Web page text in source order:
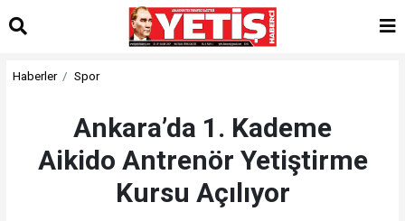
Haberler Spor
Ankara’da 1. Kademe
Aikido Antrenör Yetiştirme
Kursu Açılıyor